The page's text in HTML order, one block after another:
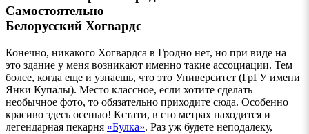
Белорусский Хогвардс
Конечно, никакого Хогвардса в Гродно нет, но при виде на
это здание у меня возникают именно такие ассоциации. Тем
более, когда еще и узнаешь, что это Университет (ГрГУ имени
Янки Купалы). Место классное, если хотите сделать
необычное фото, то обязательно приходите сюда. Особенно
красиво здесь осенью! Кстати, в сто метрах находится и
легендарная пекарня «Булка». Раз уж будете неподалеку,